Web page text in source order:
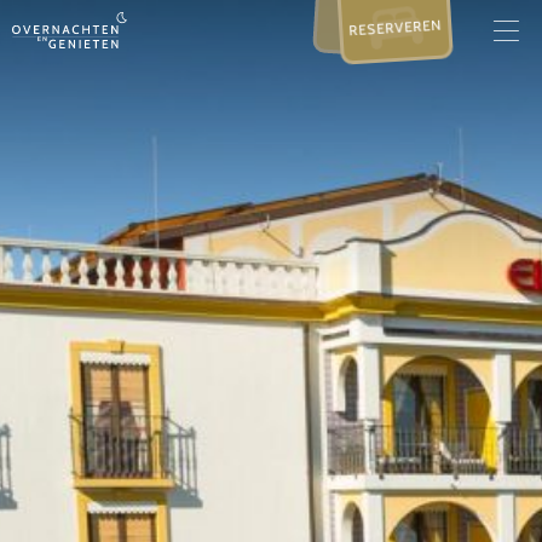
RESERVEREN